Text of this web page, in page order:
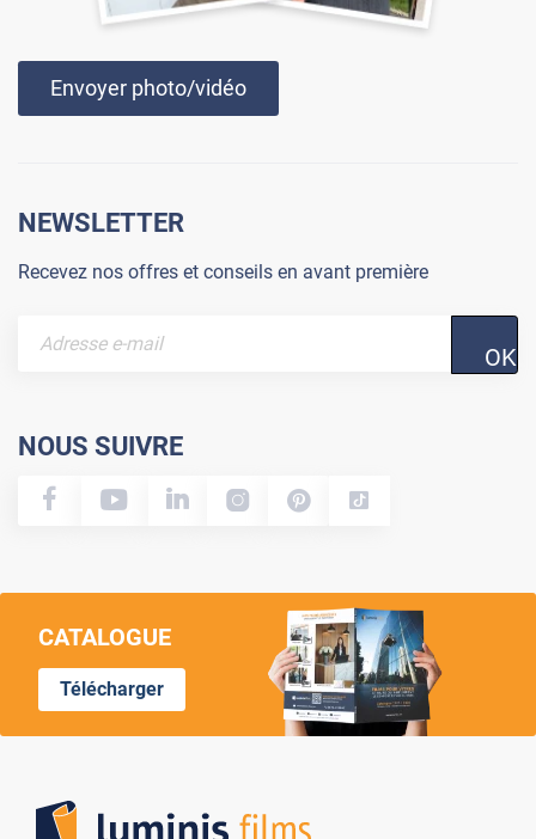
Envoyer photo/vidéo
NEWSLETTER
Recevez nos offres et conseils en avant première
OK
NOUS SUIVRE
CATALOGUE
Télécharger